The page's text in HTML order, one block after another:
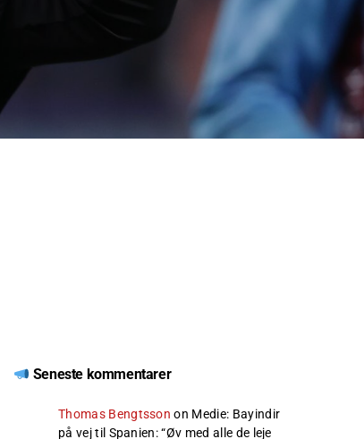
Seneste kommentarer
Thomas Bengtsson on Medie: Bayindir
på vej til Spanien: “Øv med alle de leje